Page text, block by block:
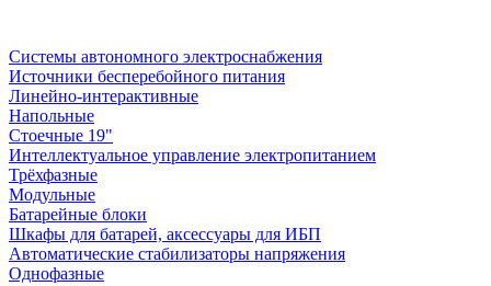
Системы автономного электроснабжения
Источники бесперебойного питания
Линейно-интерактивные
Напольные
Стоечные 19"
Интеллектуальное управление электропитанием
Трёхфазные
Модульные
Батарейные блоки
Шкафы для батарей, аксессуары для ИБП
Автоматические стабилизаторы напряжения
Однофазные